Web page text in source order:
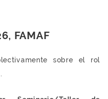
FAMAF
sobre el rol